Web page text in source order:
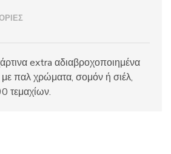
extra αδιαβροχοποιημένα
παλ χρώματα, σομόν ή σιέλ,
τεμαχίων.